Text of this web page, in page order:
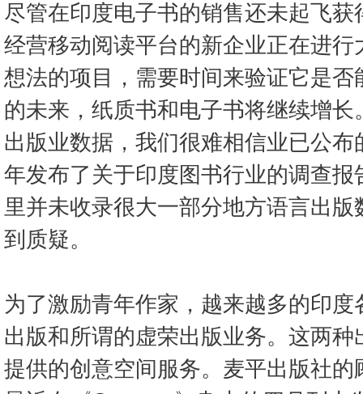
尽管在印度电子书的销售还未起飞
经营移动阅读平台的新企业正在进
想法的项目，需要时间来验证它是
的未来，纸质书和电子书将继续增
出版业数据，我们很难相信业已公
年发布了关于印度图书行业的调查
里并未收录很大一部分地方语言出
到质疑。
为了激励青年作家，越来越多的印
出版和所谓的虚荣出版业务。这两
提供的创意空间服务。麦平出版社的